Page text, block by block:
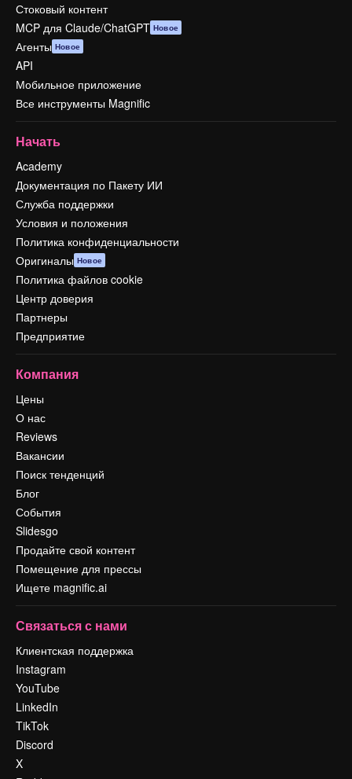
Стоковый контент
MCP для Claude/ChatGPT Новое
Агенты Новое
API
Мобильное приложение
Все инструменты Magnific
Начать
Academy
Документация по Пакету ИИ
Служба поддержки
Условия и положения
Политика конфиденциальности
Оригиналы Новое
Политика файлов cookie
Центр доверия
Партнеры
Предприятие
Компания
Цены
О нас
Reviews
Вакансии
Поиск тенденций
Блог
События
Slidesgo
Продайте свой контент
Помещение для прессы
Ищете magnific.ai
Связаться с нами
Клиентская поддержка
Instagram
YouTube
LinkedIn
TikTok
Discord
X